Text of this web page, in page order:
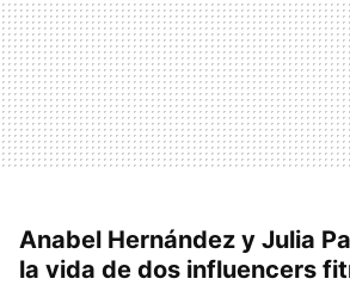
Anabel Hernández y Julia
la vida de dos influencers